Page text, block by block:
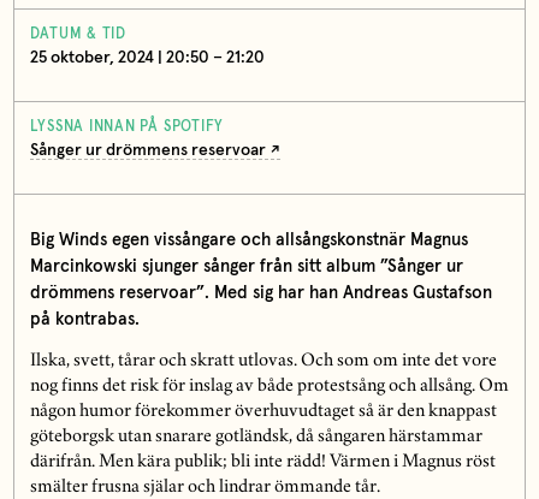
DATUM & TID
25 oktober, 2024 | 20:50 – 21:20
LYSSNA INNAN PÅ SPOTIFY
Sånger ur drömmens reservoar
Big Winds egen vissångare och allsångskonstnär Magnus
Marcinkowski sjunger sånger från sitt album ”Sånger ur
drömmens reservoar”. Med sig har han Andreas Gustafson
på kontrabas.
Ilska, svett, tårar och skratt utlovas. Och som om inte det vore
nog finns det risk för inslag av både protestsång och allsång. Om
någon humor förekommer överhuvudtaget så är den knappast
göteborgsk utan snarare gotländsk, då sångaren härstammar
därifrån. Men kära publik; bli inte rädd! Värmen i Magnus röst
smälter frusna själar och lindrar ömmande tår.